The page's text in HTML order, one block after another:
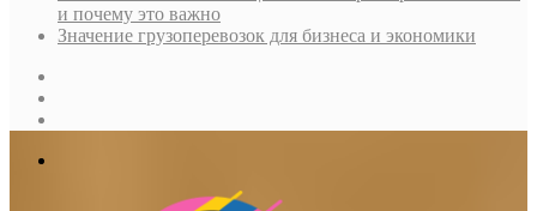
и почему это важно
Значение грузоперевозок для бизнеса и экономики